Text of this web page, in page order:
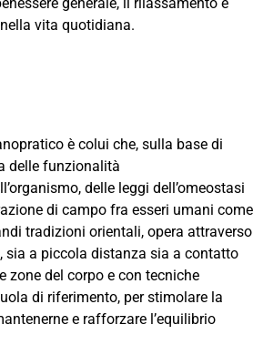
vita quotidiana.
è colui che, sulla base di
delle funzionalità
delle leggi dell’omeostasi
di campo fra esseri umani come
tradizioni orientali, opera attraverso
sia a piccola distanza sia a contatto
zone del corpo e con tecniche
di riferimento, per stimolare la
e rafforzare l’equilibrio